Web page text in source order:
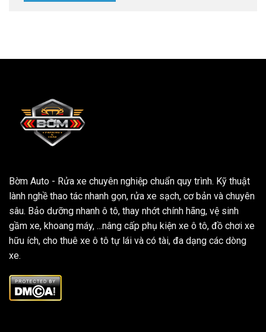
Bờm Auto - Rửa xe chuyên nghiệp chuẩn quy trình. Kỹ thuật
lành nghề thao tác nhanh gọn, rửa xe sạch, cơ bản và chuyên
sâu. Bảo dưỡng nhanh ô tô, thay nhớt chính hãng, vệ sinh
gầm xe, khoang máy, ...nâng cấp phụ kiện xe ô tô, đồ chơi xe
hữu ích, cho thuê xe ô tô tự lái và có tài, đa dạng các dòng
xe.